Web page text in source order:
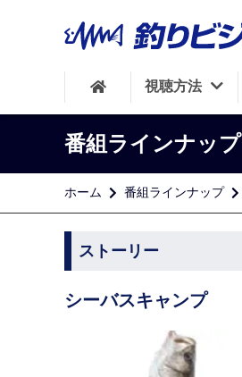
視聴方法
番組ラインナップ
ホーム 番組ラインナップ
ストーリー
シーバスキャンプ